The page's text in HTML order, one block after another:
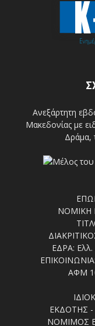
Ανεξάρτητη
Μακεδονίας με
Δράμα,
ΝΟΜΙΚΗ
ΕΔΡΑ: Ελλ.
ΑΦΜ
ΕΚΔΟΤΗΣ -
ΝΟΜΙΜΟΣ